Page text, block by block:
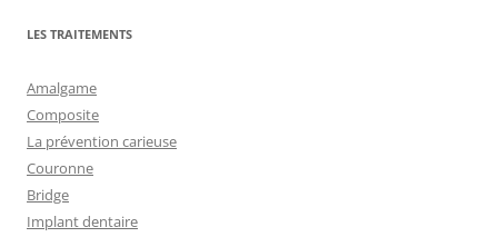
LES TRAITEMENTS
Amalgame
Composite
La prévention carieuse
Couronne
Bridge
Implant dentaire